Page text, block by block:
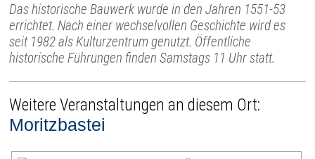
Das historische Bauwerk wurde in den Jahren 1551-53
errichtet. Nach einer wechselvollen Geschichte wird es
seit 1982 als Kulturzentrum genutzt. Öffentliche
historische Führungen finden Samstags 11 Uhr statt.
Weitere Veranstaltungen an diesem Ort:
Moritzbastei